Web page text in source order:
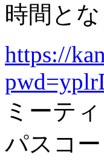
時間と
https://
ミーテ
パスコー